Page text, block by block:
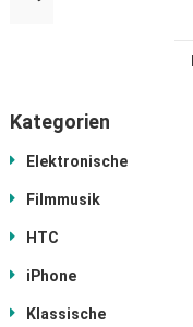
Kategorien
Elektronische
Filmmusik
HTC
iPhone
Klassische